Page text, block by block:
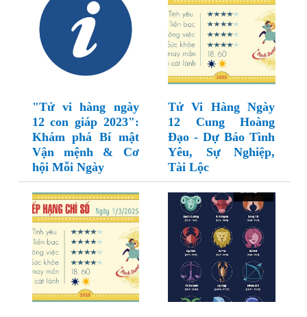
"Tử vi hàng ngày
12 con giáp 2023":
Khám phá Bí mật
Vận mệnh & Cơ
hội Mỗi Ngày
Tử Vi Hàng Ngày
12 Cung Hoàng
Đạo - Dự Báo Tình
Yêu, Sự Nghiệp,
Tài Lộc